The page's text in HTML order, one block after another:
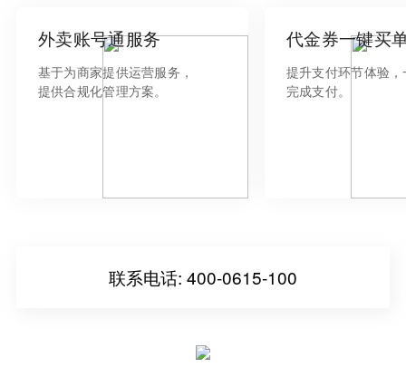
外卖账号通服务
基于为商家提供运营服务，
提供合规化管理方案。
代金券一键买
提升支付环节体验
完成支付。
联系电话: 400-0615-100